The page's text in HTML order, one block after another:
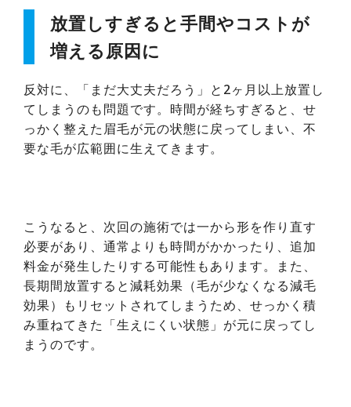
放置しすぎると手間やコストが
増える原因に
反対に、「まだ大丈夫だろう」と2ヶ月以上放置し
てしまうのも問題です。時間が経ちすぎると、せ
っかく整えた眉毛が元の状態に戻ってしまい、不
要な毛が広範囲に生えてきます。
こうなると、次回の施術では一から形を作り直す
必要があり、通常よりも時間がかかったり、追加
料金が発生したりする可能性もあります。また、
長期間放置すると減耗効果（毛が少なくなる減毛
効果）もリセットされてしまうため、せっかく積
み重ねてきた「生えにくい状態」が元に戻ってし
まうのです。